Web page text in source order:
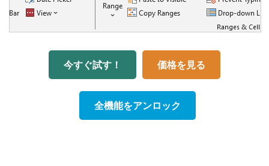
今すぐ試す！ 価格を見る
全機能をアンロック